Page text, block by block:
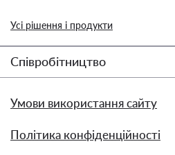
Усі рішення і продукти
Співробітництво
Умови використання сайту
Політика конфіденційності